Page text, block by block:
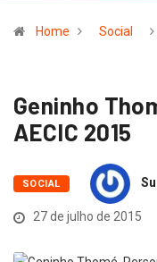
Home Social
Geninho
AECIC 2015
SOCIAL
27 de julho de 2015